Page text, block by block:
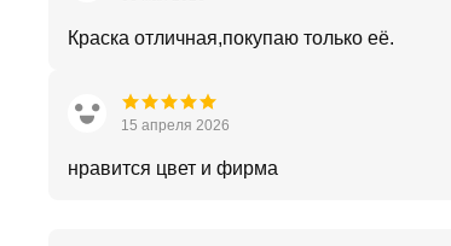
Краска отличная,покупаю только её.
15 апреля 2026
нравится цвет и фирма